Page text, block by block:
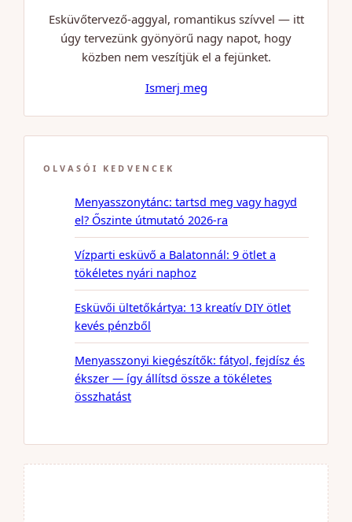
Esküvőtervező-aggyal, romantikus szívvel — itt
úgy tervezünk gyönyörű nagy napot, hogy
közben nem veszítjük el a fejünket.
Ismerj meg
OLVASÓI KEDVENCEK
Menyasszonytánc: tartsd meg vagy hagyd
el? Őszinte útmutató 2026-ra
Vízparti esküvő a Balatonnál: 9 ötlet a
tökéletes nyári naphoz
Esküvői ültetőkártya: 13 kreatív DIY ötlet
kevés pénzből
Menyasszonyi kiegészítők: fátyol, fejdísz és
ékszer — így állítsd össze a tökéletes
összhatást